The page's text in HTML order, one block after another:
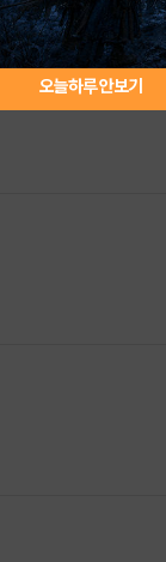
오늘하루 안보기